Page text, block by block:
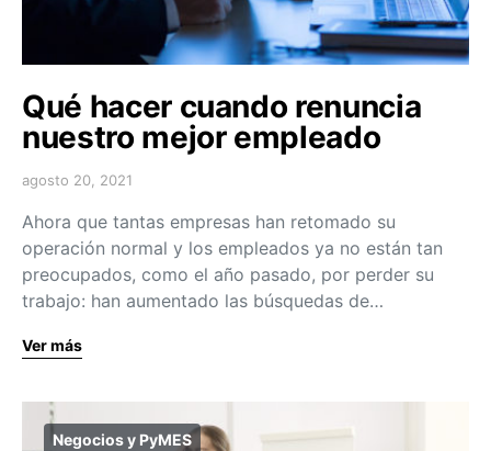
Qué hacer cuando renuncia
nuestro mejor empleado
agosto 20, 2021
Ahora que tantas empresas han retomado su
operación normal y los empleados ya no están tan
preocupados, como el año pasado, por perder su
trabajo: han aumentado las búsquedas de…
Ver más
Negocios y PyMES